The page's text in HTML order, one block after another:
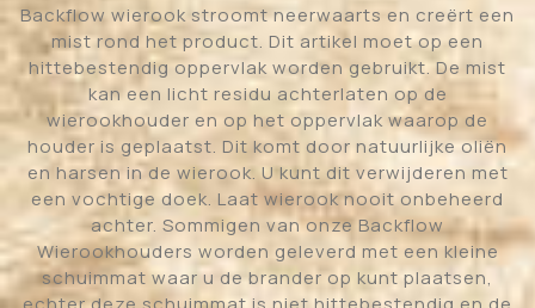
Backflow wierook stroomt neerwaarts en creërt een
mist rond het product. Dit artikel moet op een
hittebestendig oppervlak worden gebruikt. De mist
kan een licht residu achterlaten op de
wierookhouder en op het oppervlak waarop de
houder is geplaatst. Dit komt door natuurlijke oliën
en harsen in de wierook. U kunt dit verwijderen met
een vochtige doek. Laat wierook nooit onbeheerd
achter. Sommigen van onze Backflow
Wierookhouders worden geleverd met een kleine
schuimmat waar u de brander op kunt plaatsen,